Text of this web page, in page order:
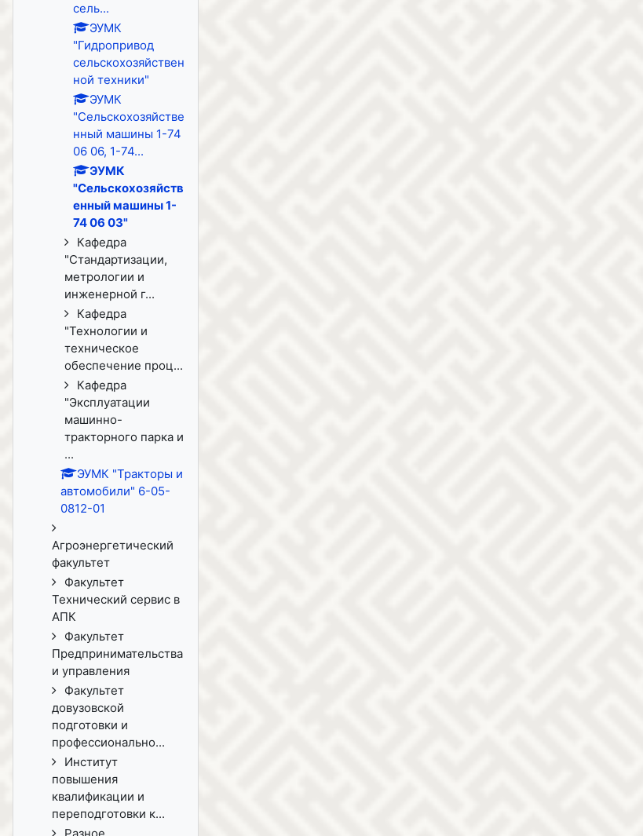
сель...
ЭУМК
"Гидропривод
сельскохозяйствен
ной техники"
ЭУМК
"Сельскохозяйстве
нный машины 1-74
06 06, 1-74...
ЭУМК
"Сельскохозяйств
енный машины 1-
74 06 03"
Кафедра
"Стандартизации,
метрологии и
инженерной г...
Кафедра
"Технологии и
техническое
обеспечение проц...
Кафедра
"Эксплуатации
машинно-
тракторного парка и
...
ЭУМК "Тракторы и
автомобили" 6-05-
0812-01
Агроэнергетический
факультет
Факультет
Технический сервис в
АПК
Факультет
Предпринимательства
и управления
Факультет
довузовской
подготовки и
профессионально...
Институт
повышения
квалификации и
переподготовки к...